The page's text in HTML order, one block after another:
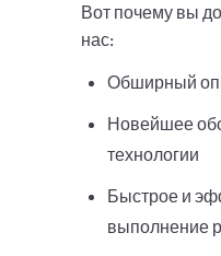
Вот почему вы
нас:
Обширный
Новейшее
технологии
Быстрое и
выполнение